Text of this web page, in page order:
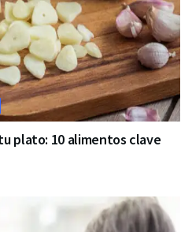
plato: 10 alimentos clave